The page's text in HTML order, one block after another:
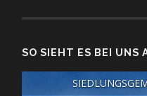
SO SIEHT ES BEI UNS